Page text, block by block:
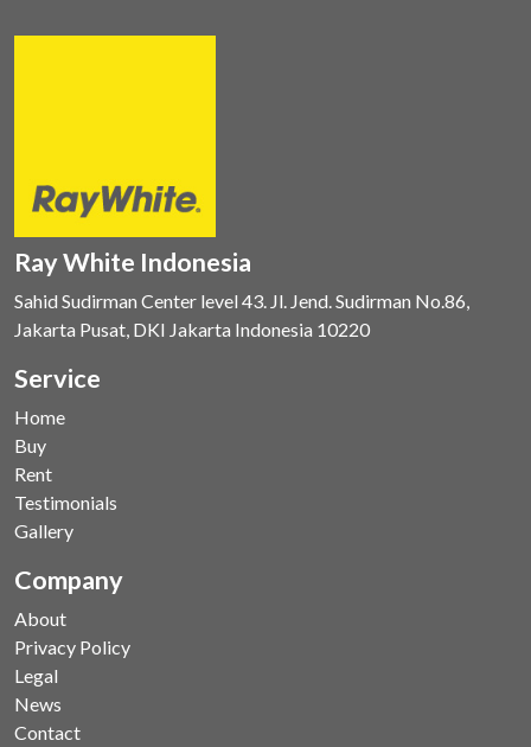
Ray White Indonesia
Sahid Sudirman Center level 43. Jl. Jend. Sudirman No.86,
Jakarta Pusat, DKI Jakarta Indonesia 10220
Service
Home
Buy
Rent
Testimonials
Gallery
Company
About
Privacy Policy
Legal
News
Contact